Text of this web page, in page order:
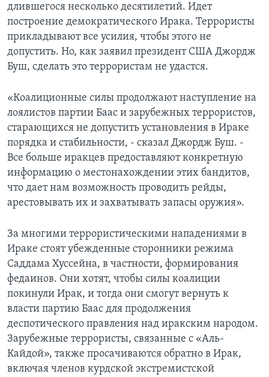
НЬЮ-ЙОРК NEW YORK
АМЕРИКА. БОЛЬШОЕ ПУТЕШЕСТВИЕ
ТЕСТЫ
ВИДЕО
ПОДПИСКА НА НОВОСТИ
Learning English
СОЦИАЛЬНЫЕ СЕТИ
Языки
длившегося несколько десятилетий. Идет
построение демократического Ирака. Террористы
прикладывают все усилия, чтобы этого не
допустить. Но, как заявил президент США Джордж
Буш, сделать это террористам не удастся.
«Коалиционные силы продолжают наступление на
лоялистов партии Баас и зарубежных террористов,
старающихся не допустить установления в Ираке
порядка и стабильности, - сказал Джордж Буш. -
Все больше иракцев предоставляют конкретную
информацию о местонахождении этих бандитов,
что дает нам возможность проводить рейды,
арестовывать их и захватывать запасы оружия».
За многими террористическими нападениями в
Ираке стоят убежденные сторонники режима
Саддама Хуссейна, в частности, формирования
федаинов. Они хотят, чтобы силы коалиции
покинули Ирак, и тогда они смогут вернуть к
власти партию Баас для продолжения
деспотического правления над иракским народом.
Зарубежные террористы, связанные с «Аль-
Кайдой», также просачиваются обратно в Ирак,
включая членов курдской экстремистской